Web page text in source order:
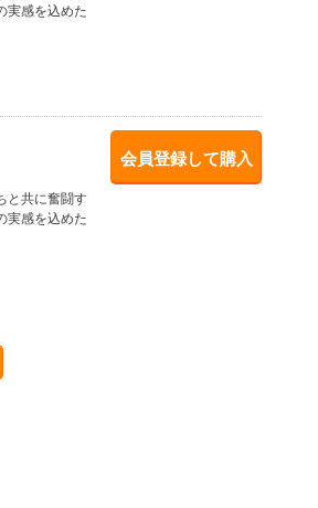
実感を込めた
会員登録して購入
と共に奮闘す
実感を込めた